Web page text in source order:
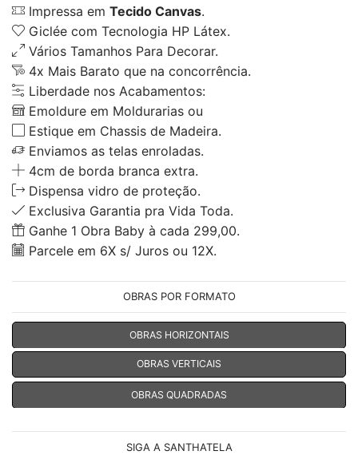
Impressa em Tecido Canvas.
Giclée com Tecnologia HP Látex.
Vários Tamanhos Para Decorar.
4x Mais Barato que na concorrência.
Liberdade nos Acabamentos:
Emoldure em Moldurarias ou
Estique em Chassis de Madeira.
Enviamos as telas enroladas.
4cm de borda branca extra.
Dispensa vidro de proteção.
Exclusiva Garantia pra Vida Toda.
Ganhe 1 Obra Baby à cada 299,00.
Parcele em 6X s/ Juros ou 12X.
OBRAS POR FORMATO
OBRAS HORIZONTAIS
OBRAS VERTICAIS
OBRAS QUADRADAS
SIGA A SANTHATELA